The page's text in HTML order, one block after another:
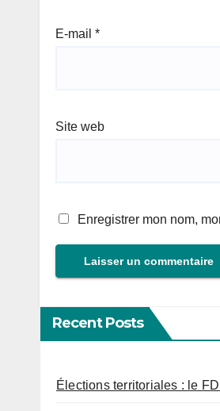
E-mail *
Site web
Enregistrer mon nom,
Recent Posts
Élections territoriales : le